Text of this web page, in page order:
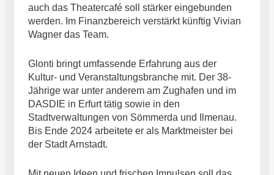
auch das Theatercafé soll stärker eingebunden
werden. Im Finanzbereich verstärkt künftig Vivian
Wagner das Team.
Glonti bringt umfassende Erfahrung aus der
Kultur- und Veranstaltungsbranche mit. Der 38-
Jährige war unter anderem am Zughafen und im
DASDIE in Erfurt tätig sowie in den
Stadtverwaltungen von Sömmerda und Ilmenau.
Bis Ende 2024 arbeitete er als Marktmeister bei
der Stadt Arnstadt.